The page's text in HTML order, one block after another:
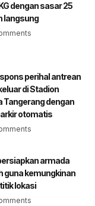
dengan sasar 25
langsung
perihal antrean
di Stadion
Tangerang dengan
otomatis
armada
guna kemungkinan
lokasi